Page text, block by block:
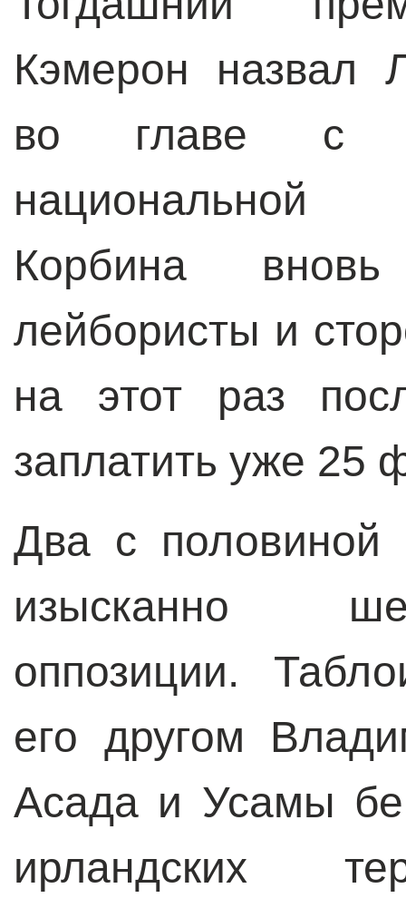
Кэмерон назвал
во главе с
национальной
Корбина
лейбористы и
на этот раз
заплатить уже 25
Два с половиной
изысканно
оппозиции.
его другом
Асада и Усамы
ирландских